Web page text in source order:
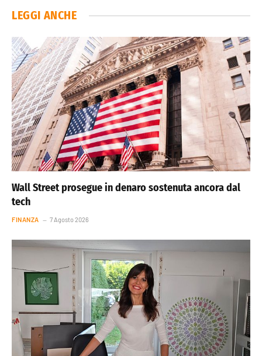
LEGGI ANCHE
Wall Street prosegue in denaro sostenuta ancora dal
tech
FINANZA 7 Agosto 2026